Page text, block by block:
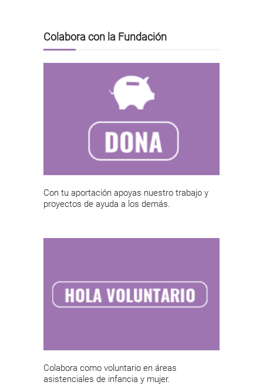
Colabora con la Fundación
Con tu aportación apoyas nuestro trabajo y
proyectos de ayuda a los demás.
Colabora como voluntario en áreas
asistenciales de infancia y mujer.